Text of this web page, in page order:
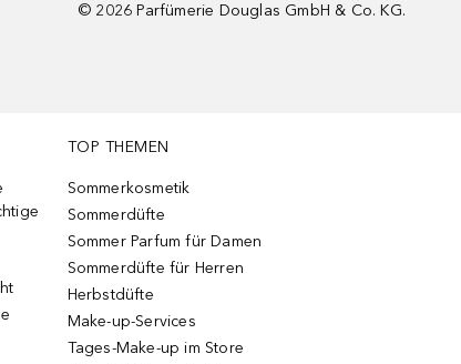
© 2026 Parfümerie Douglas GmbH & Co. KG.
TOP THEMEN
Sommerkosmetik
Sommerdüfte
Sommer Parfum für Damen
Sommerdüfte für Herren
Herbstdüfte
Make-up-Services
Tages-Make-up im Store